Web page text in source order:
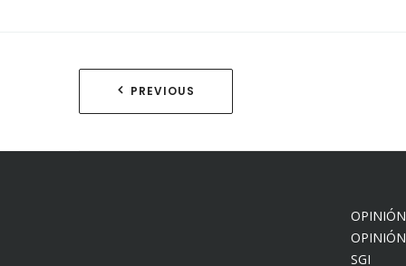
Navegación
de
entradas
PREVIOUS
SGI